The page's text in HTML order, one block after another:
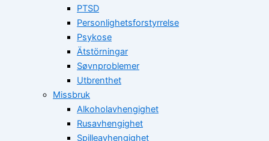
PTSD
Personlighetsforstyrrelse
Psykose
Ätstörningar
Søvnproblemer
Utbrenthet
Missbruk
Alkoholavhengighet
Rusavhengighet
Spilleavhengighet